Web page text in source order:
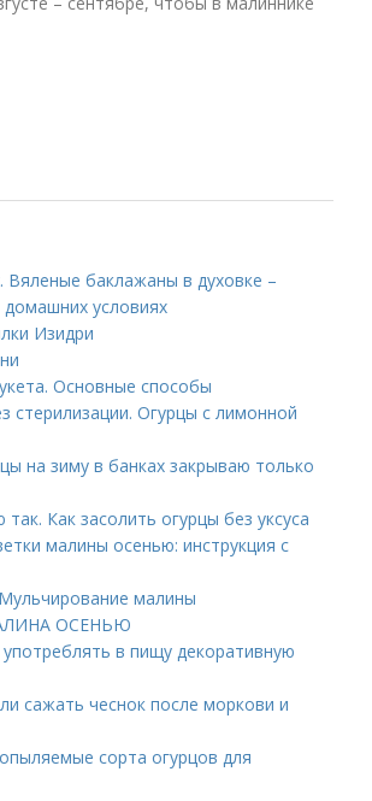
баклажаны в духовке –
условиях
Изидри
Основные способы
стерилизации. Огурцы с лимонной
на зиму в банках закрываю только
Как засолить огурцы без уксуса
малины осенью: инструкция с
малины
ОСЕНЬЮ
в пищу декоративную
сажать чеснок после моркови и
сорта огурцов для